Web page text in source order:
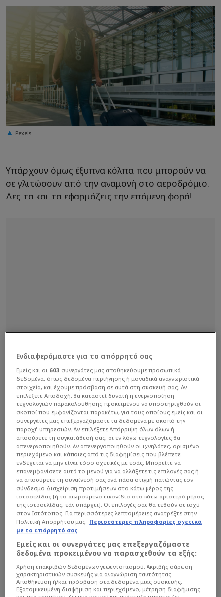
Pexels
Υπάρχουν όμως έξυπνα κόλπα που μπορούν να
σε γλιτώσουν από την αναμονή στο αεροδρόμιο.
Δες τα και τα εφαρμόζεις την επόμενη φορά!
Διαβάστε τη συνέχεια στο
Lifestyle Αεροδρόμιο
Ενδιαφερόμαστε για το απόρρητό σας
Εμείς και οι 603 συνεργάτες μας αποθηκεύουμε προσωπικά
δεδομένα, όπως δεδομένα περιήγησης ή μοναδικά αναγνωριστικά
στοιχεία, και έχουμε πρόσβαση σε αυτά στη συσκευή σας. Αν
επιλέξετε Αποδοχή, θα καταστεί δυνατή η ενεργοποίηση
τεχνολογιών παρακολούθησης προκειμένου να υποστηριχθούν οι
σκοποί που εμφανίζονται παρακάτω, για τους οποίους εμείς και οι
συνεργάτες μας επεξεργαζόμαστε τα δεδομένα με σκοπό την
παροχή υπηρεσιών. Αν επιλέξετε Απόρριψη όλων όλων ή
αποσύρετε τη συγκατάθεσή σας, οι εν λόγω τεχνολογίες θα
απενεργοποιηθούν. Αν απενεργοποιηθούν οι ιχνηλάτες, ορισμένο
περιεχόμενο και κάποιες από τις διαφημίσεις που βλέπετε
ενδέχεται να μην είναι τόσο σχετικές με εσάς. Μπορείτε να
επανεμφανίσετε αυτό το μενού για να αλλάξετε τις επιλογές σας ή
να αποσύρετε τη συναίνεσή σας ανά πάσα στιγμή πατώντας τον
σύνδεσμο Διαχείριση προτιμήσεων στο κάτω μέρος της
ιστοσελίδας [ή το αιωρούμενο εικονίδιο στο κάτω αριστερό μέρος
της ιστοσελίδας, εάν υπάρχει]. Οι επιλογές σας θα τεθούν σε ισχύ
στον Ιστότοπος. Για περισσότερες λεπτομέρειες ανατρέξτε στην
Πολιτική Απορρήτου μας. Περισσότερες πληροφορίες σχετικά
με το απόρρητό σας
Εμείς και οι συνεργάτες μας επεξεργαζόμαστε
δεδομένα προκειμένου να παρασχεθούν τα εξής:
Χρήση επακριβών δεδομένων γεωεντοπισμού. Ακριβής σάρωση
χαρακτηριστικών συσκευής για αναγνώριση ταυτότητας.
Αποθήκευση ή/και πρόσβαση στα δεδομένα μιας συσκευής.
Εξατομικευμένη διαφήμιση και περιεχόμενο, μέτρηση διαφήμισης